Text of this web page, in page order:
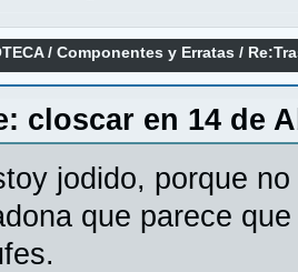
/Componentes y Erratas /
closcar en 14 de
jodido, porque
que parece